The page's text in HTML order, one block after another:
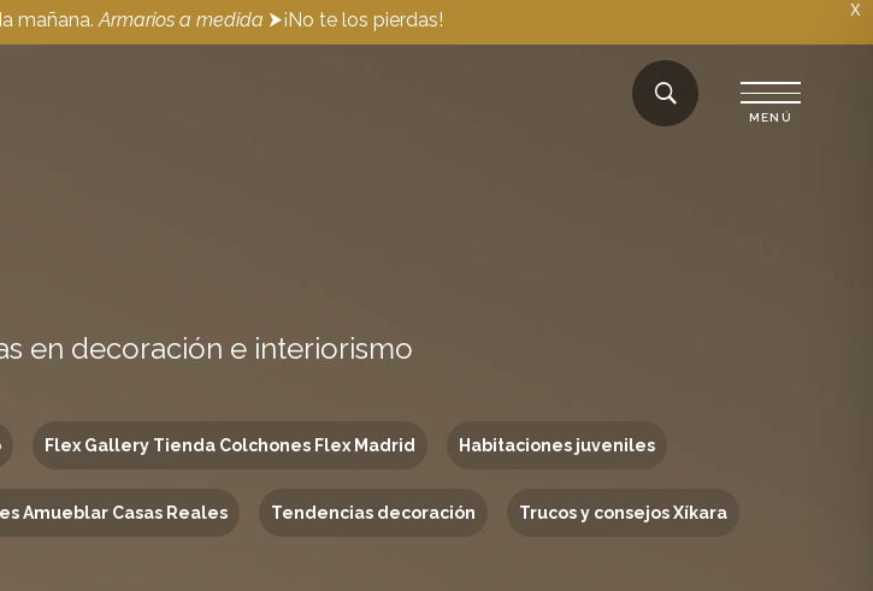
X
mañana. Armarios a medida ⮞¡No te los pierdas!
en decoración e interiorismo
Flex Gallery Tienda Colchones Flex Madrid Habitaciones juveniles
Amueblar Casas Reales Tendencias decoración Trucos y consejos Xíkara